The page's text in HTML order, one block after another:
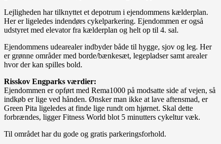
Lejligheden har tilknyttet et depotrum i ejendommens kælderplan.
Her er ligeledes indendørs cykelparkering. Ejendommen er også
udstyret med elevator fra kælderplan og helt op til 4. sal.
Ejendommens udearealer indbyder både til hygge, sjov og leg. Her
er grønne områder med borde/bænkesæt, legepladser samt arealer
hvor der kan spilles bold.
Risskov Engparks værdier:
Ejendommen er opført med Rema1000 på modsatte side af vejen, så
indkøb er lige ved hånden. Ønsker man ikke at lave aftensmad, er
Green Pita ligeledes at finde lige rundt om hjørnet. Skal dette
forbrændes, ligger Fitness World blot 5 minutters cykeltur væk.
Til området har du gode og gratis parkeringsforhold.